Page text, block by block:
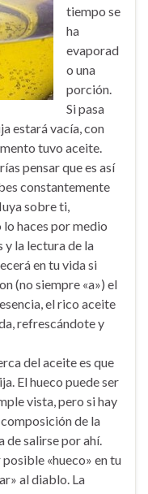
tiempo se
ha
evaporad
o una
porción.
Si pasa
estará vacía, con
tuvo aceite.
pensar que es así
constantemente
sobre ti,
haces por medio
y la lectura de la
en tu vida si
(no siempre «a») el
el rico aceite
refrescándote y
del aceite es que
El hueco puede ser
vista, pero si hay
de la
de salirse por ahí.
«hueco» en tu
al diablo. La